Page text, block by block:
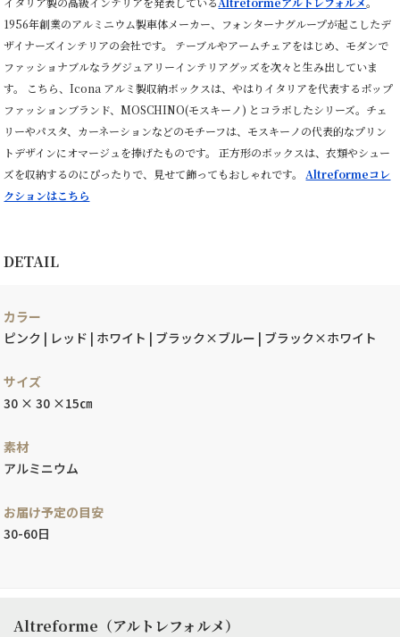
1956年創業のアルミニウム製車体メーカー、フォンターナグループが起こしたデ
ザイナーズインテリアの会社です。 テーブルやアームチェアをはじめ、モダンで
ファッショナブルなラグジュアリーインテリアグッズを次々と生み出していま
す。 こちら、Icona アルミ製収納ボックスは、やはりイタリアを代表するポップ
ファッションブランド、MOSCHINO(モスキーノ) とコラボしたシリーズ。チェ
リーやパスタ、カーネーションなどのモチーフは、モスキーノの代表的なプリン
トデザインにオマージュを捧げたものです。 正方形のボックスは、衣類やシュー
ズを収納するのにぴったりで、見せて飾ってもおしゃれです。 Altreformeコレ
クションはこちら
DETAIL
カラー
ピンク | レッド | ホワイト | ブラック×ブルー | ブラック×ホワイト
サイズ
30 × 30 ×15㎝
素材
アルミニウム
お届け予定の目安
30-60日
Altreforme（アルトレフォルメ）